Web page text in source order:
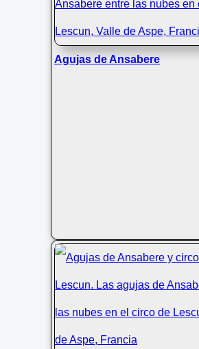
desde el circo de Lescun,
Aspe, Pirineos de Francia
Agujas de Ansabere